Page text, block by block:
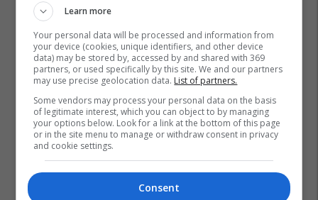
Learn more
Your personal data will be processed and information from
your device (cookies, unique identifiers, and other device
data) may be stored by, accessed by and shared with 369
partners, or used specifically by this site. We and our partners
may use precise geolocation data. List of partners.
Some vendors may process your personal data on the basis
of legitimate interest, which you can object to by managing
your options below. Look for a link at the bottom of this page
or in the site menu to manage or withdraw consent in privacy
and cookie settings.
Consent